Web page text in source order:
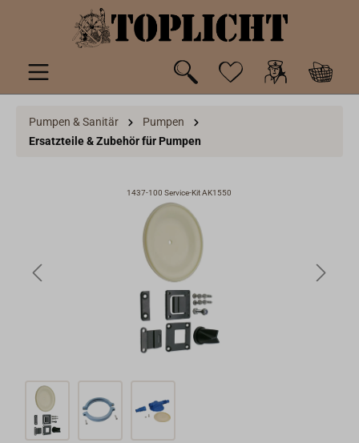
springen
Pumpen & Sanitär
Pumpen
Ersatzteile & Zubehör für Pumpen
1437-100 Service-Kit AK1550